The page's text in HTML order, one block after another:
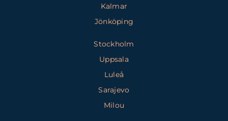
Kalmar
Jönköping
Stockholm
Uppsala
Luleå
Sarajevo
Milou